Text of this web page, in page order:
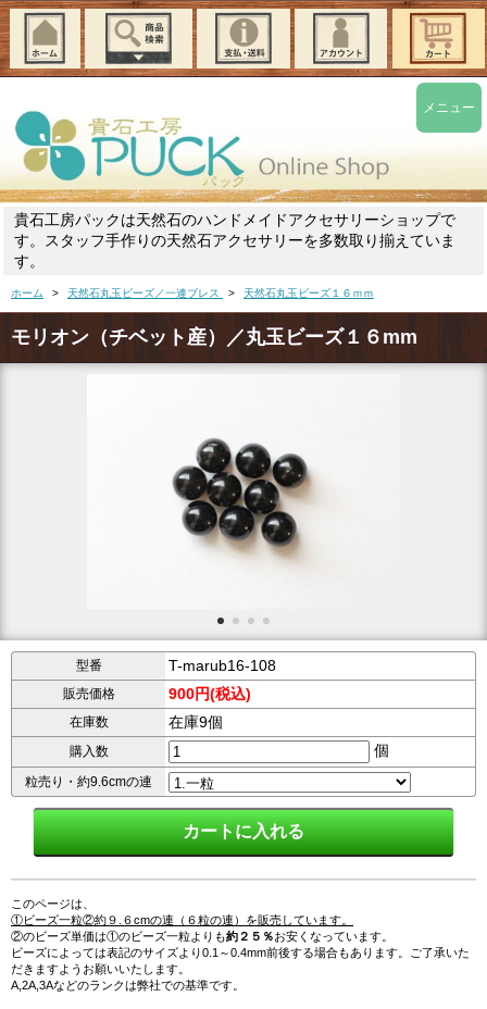
貴石工房パックは天然石のハンドメイドアクセサリーショップで
す。スタッフ手作りの天然石アクセサリーを多数取り揃えていま
す。
ホーム > 天然石丸玉ビーズ／一連ブレス > 天然石丸玉ビーズ１６ｍｍ
モリオン（チベット産）／丸玉ビーズ１６mm
型番 T-marub16-108
販売価格 900円(税込)
在庫数 在庫9個
購入数 個
粒売り・約9.6cmの連
このページは、
①ビーズ一粒②約９.６cmの連（６粒の連）を販売しています。
②のビーズ単価は①のビーズ一粒よりも約２５％お安くなっています。
ビーズによっては表記のサイズより0.1～0.4mm前後する場合もあります。ご了承いた
だきますようお願いいたします。
A,2A,3Aなどのランクは弊社での基準です。
メニュー